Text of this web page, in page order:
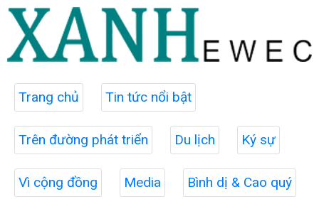
Trang chủ Tin tức nổi bật
Trên đường phát triển Du lịch Ký sự
Vì cộng đồng Media Bình dị & Cao quý